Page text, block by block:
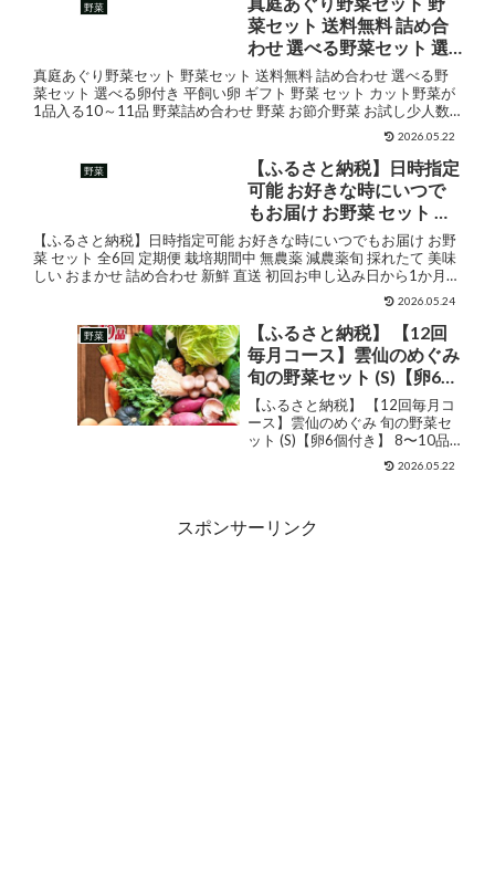
野菜
菜セット 送料無料 詰め合
わせ 選べる野菜セット 選
べる卵付き 平飼い卵 ギフ
ト 野菜 セット カット野菜
が1品入る10～11品 野菜詰
め合わせ 野菜 お節介野菜
お試し少人数セット 岡山
県真庭市産 岡山産北海道
沖縄一部地域配送不可
真庭あぐり野菜セット 野菜セット 送料無料 詰め合わせ 選べる野
菜セット 選べる卵付き 平飼い卵 ギフト 野菜 セット カット野菜が
1品入る10～11品 野菜詰め合わせ 野菜 お節介野菜 お試し少人数
2026.05.22
野菜
【ふるさと納税】日時指定
可能 お好きな時にいつで
もお届け お野菜 セット 全6
回 定期便 栽培期間中 無農
薬 減農薬旬 採れたて 美味
しい おまかせ 詰め合わせ
新鮮 直送 初回お申し込み
日から1か月前後発送
【ふるさと納税】日時指定可能 お好きな時にいつでもお届け お野
菜 セット 全6回 定期便 栽培期間中 無農薬 減農薬旬 採れたて 美味
しい おまかせ 詰め合わせ 新鮮 直送 初回お申し込み日から1か月前
2026.05.24
野菜
【ふるさと納税】 【12回
毎月コース】雲仙のめぐみ
旬の野菜セット (S)【卵6個
付き】 8〜10品目セット
[長崎県農産品流通 長崎県
雲仙市 item1575] 野菜 定
期 野菜セット フルーツ 果
【ふるさと納税】 【12回毎月コ
ース】雲仙のめぐみ 旬の野菜セ
ット (S)【卵6個付き】 8〜10品
目セット 野菜 定期 野菜セット フ
ルーツ 果物 くだもの 卵 たまご
市...
2026.05.22
スポンサーリンク